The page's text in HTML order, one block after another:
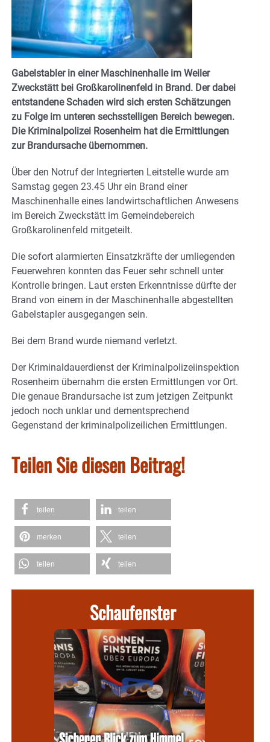
Gabelstabler in einer Maschinenhalle im Weiler
Zweckstätt bei Großkarolinenfeld in Brand. Der dabei
entstandene Schaden wird sich ersten Schätzungen
zu Folge im unteren sechsstelligen Bereich bewegen.
Die Kriminalpolizei Rosenheim hat die Ermittlungen
zur Brandursache übernommen.
Über den Notruf der Integrierten Leitstelle wurde am
Samstag gegen 23.45 Uhr ein Brand einer
Maschinenhalle eines landwirtschaftlichen Anwesens
im Bereich Zweckstätt im Gemeindebereich
Großkarolinenfeld mitgeteilt.
Die sofort alarmierten Einsatzkräfte der umliegenden
Feuerwehren konnten das Feuer sehr schnell unter
Kontrolle bringen. Laut ersten Erkenntnisse dürfte der
Brand von einem in der Maschinenhalle abgestellten
Gabelstapler ausgegangen sein.
Bei dem Brand wurde niemand verletzt.
Der Kriminaldauerdienst der Kriminalpolizeiinspektion
Rosenheim übernahm die ersten Ermittlungen vor Ort.
Die genaue Brandursache ist zum jetzigen Zeitpunkt
jedoch noch unklar und dementsprechend
Gegenstand der kriminalpolizeilichen Ermittlungen.
Teilen Sie diesen Beitrag!
teilen teilen
merken teilen
teilen teilen
Schaufenster